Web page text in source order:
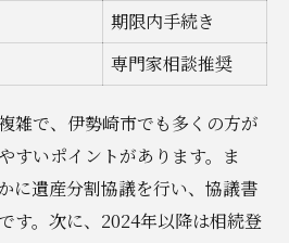
期限内手続き
専門家相談推奨
雑で、伊勢崎市でも多くの方が
すいポイントがあります。ま
に遺産分割協議を行い、協議書
す。次に、2024年以降は相続登